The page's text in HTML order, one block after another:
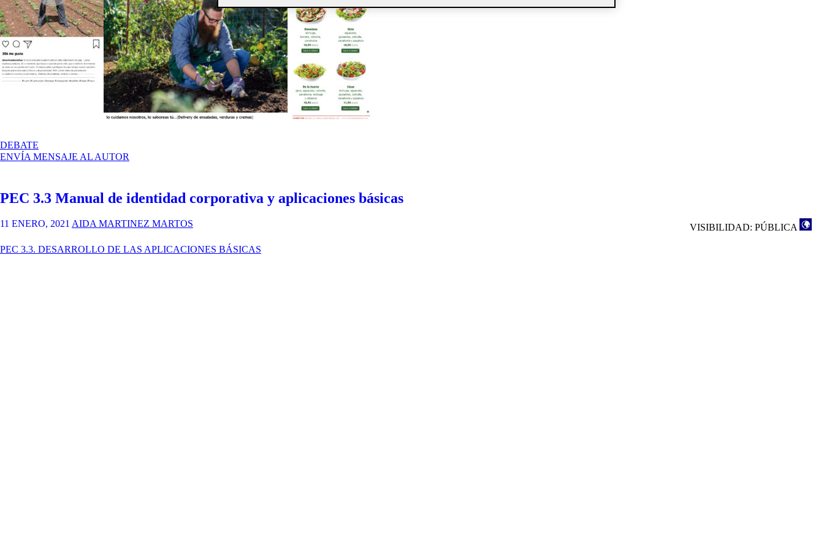
DEBATE
ENVÍA MENSAJE AL AUTOR
PEC 3.3 Manual de identidad corporativa y aplicaciones básicas
11 ENERO, 2021 AIDA MARTINEZ MARTOS VISIBILIDAD: PÚBLICA
PEC 3.3. DESARROLLO DE LAS APLICACIONES BÁSICAS